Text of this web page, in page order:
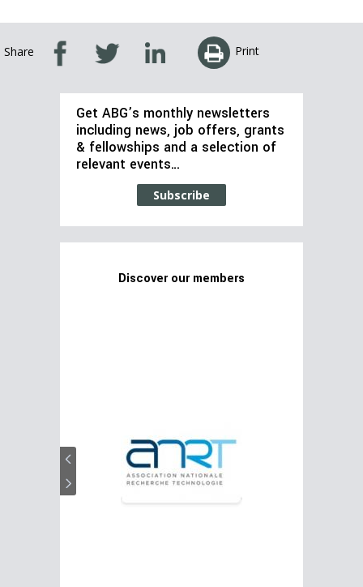
Share Print
Get ABG’s monthly newsletters
including news, job offers, grants
& fellowships and a selection of
relevant events…
Subscribe
Discover our members